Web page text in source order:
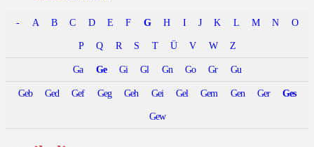
- A B C D E F G H I J K L M N O
P Q R S T Ü V W Z
Ga Ge Gi Gl Gn Go Gr Gu
Geb Ged Gef Geg Geh Gei Gel Gem Gen Ger Ges
Gew